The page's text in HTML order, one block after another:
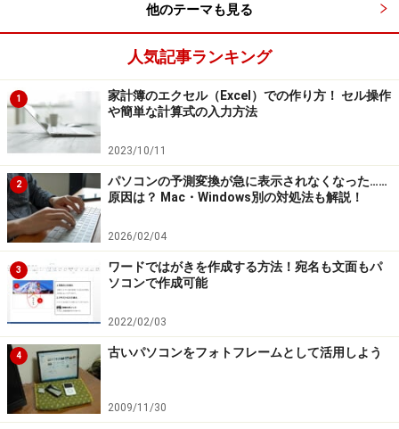
他のテーマも見る
人気記事ランキング
1
家計簿のエクセル（Excel）での作り方！ セル操作
や簡単な計算式の入力方法
2023/10/11
2
パソコンの予測変換が急に表示されなくなった……
原因は？ Mac・Windows別の対処法も解説！
2026/02/04
3
ワードではがきを作成する方法！宛名も文面もパ
ソコンで作成可能
2022/02/03
4 古いパソコンをフォトフレームとして活用しよう
2009/11/30